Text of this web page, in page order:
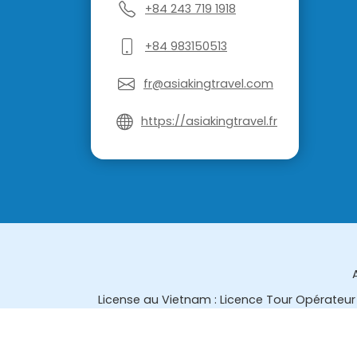
+84 243 719 1918
+84 983150513
fr@asiakingtravel.com
https://asiakingtravel.fr
License au Vietnam : Licence Tour